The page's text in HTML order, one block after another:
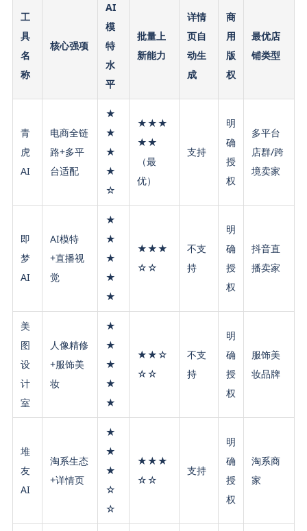
工
具
名
称
核心强项
AI
模
特
水
平
批量上
新能力
详情
页自
动生
成
商
用
版
权
最优店
铺类型
青
虎
AI
电商全链
路+多平
台适配
★
★
★
★
☆
★★★
★★
（最
优）
支持
明
确
授
权
多平台
店群/跨
境卖家
即
梦
AI
AI模特
+直播视
觉
★
★
★
★
★
★★★
☆☆
不支
持
明
确
授
权
抖音直
播卖家
美
图
设
计
室
人像精修
+服饰美
妆
★
★
★
★
★
★★☆
☆☆
不支
持
明
确
授
权
服饰美
妆品牌
堆
友
AI
淘系生态
+详情页
★
★
★
☆
☆
★★★
☆☆
支持
明
确
授
权
淘系商
家